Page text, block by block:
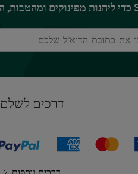
דרכים לשלם